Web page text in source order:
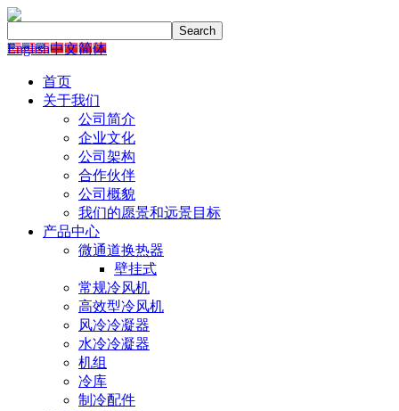
English中文简体
首页
关于我们
公司简介
企业文化
公司架构
合作伙伴
公司概貌
我们的愿景和远景目标
产品中心
微通道换热器
壁挂式
常规冷风机
高效型冷风机
风冷冷凝器
水冷冷凝器
机组
冷库
制冷配件